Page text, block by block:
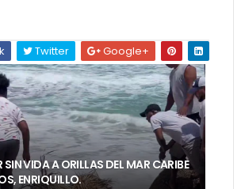
Twitter Google+
SIN VIDA A ORILLAS DEL MAR CARIBE
ENRIQUILLO.